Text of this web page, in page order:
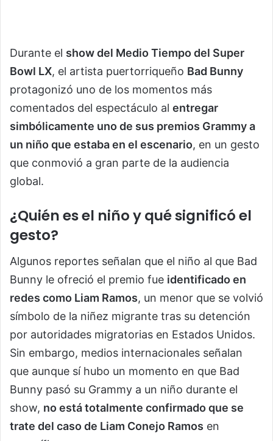
Durante el show del Medio Tiempo del Super
Bowl LX, el artista puertorriqueño Bad Bunny
protagonizó uno de los momentos más
comentados del espectáculo al entregar
simbólicamente uno de sus premios Grammy a
un niño que estaba en el escenario, en un gesto
que conmovió a gran parte de la audiencia
global.
¿Quién es el niño y qué significó el
gesto?
Algunos reportes señalan que el niño al que Bad
Bunny le ofreció el premio fue identificado en
redes como Liam Ramos, un menor que se volvió
símbolo de la niñez migrante tras su detención
por autoridades migratorias en Estados Unidos.
Sin embargo, medios internacionales señalan
que aunque sí hubo un momento en que Bad
Bunny pasó su Grammy a un niño durante el
show, no está totalmente confirmado que se
trate del caso de Liam Conejo Ramos en